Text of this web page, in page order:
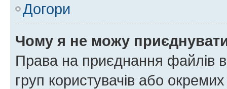
Догори
Чому я не можу
Права на приєднання файлів
груп користувачів або